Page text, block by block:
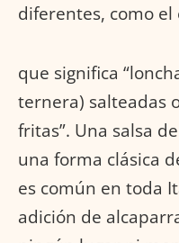
diferentes, como el
que significa
ternera) salteadas
fritas”. Una salsa
una forma clásica
es común en toda
adición de